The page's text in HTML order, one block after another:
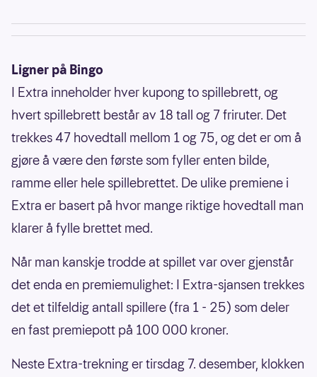
Ligner på Bingo
I Extra inneholder hver kupong to spillebrett, og
hvert spillebrett består av 18 tall og 7 friruter. Det
trekkes 47 hovedtall mellom 1 og 75, og det er om å
gjøre å være den første som fyller enten bilde,
ramme eller hele spillebrettet. De ulike premiene i
Extra er basert på hvor mange riktige hovedtall man
klarer å fylle brettet med.
Når man kanskje trodde at spillet var over gjenstår
det enda en premiemulighet: I Extra-sjansen trekkes
det et tilfeldig antall spillere (fra 1 - 25) som deler
en fast premiepott på 100 000 kroner.
Neste Extra-trekning er tirsdag 7. desember, klokken